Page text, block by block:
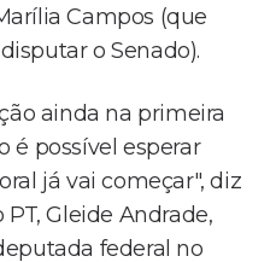
Campos (que
o Senado).
ainda na primeira
é possível esperar
já vai começar", diz
Gleide Andrade,
federal no